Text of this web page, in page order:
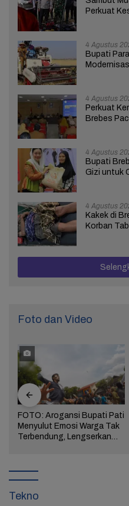
Perkuat
4 Agustus
Bupati
4 Agustus
Perkuat
Brebes
4 Agustus
Bupati
Gizi untuk
4 Agustus
Kakek di
Korban
Foto dan Video
FOTO: Arogansi Bupati Pati
Menyulut Emosi Warga Tak
Terbendung, Lengserkan
Tekno